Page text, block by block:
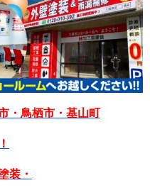
・鳥栖市・基山町
装・